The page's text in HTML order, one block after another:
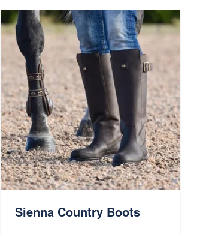
Sienna Country Boots